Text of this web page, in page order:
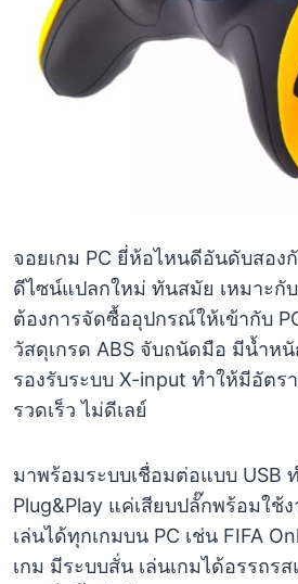
จอยเกม PC ยี่ห้อไหนดีอันดับสอง
ดีไซน์แปลกใหม่ ทันสมัย เหมาะกั
ต้องการจัดซื้ออุปกรณ์ให้เข้ากับ
วัสดุเกรด ABS จับถนัดมือ มีน้ำห
รองรับระบบ X-input ทำให้มีอัตร
รวดเร็ว ไม่ดีเลย์
มาพร้อมระบบเชื่อมต่อแบบ USB
Plug&Play แค่เสียบปลั๊กพร้อมใช้
เล่นได้ทุกเกมบน PC เช่น FIFA
เกม มีระบบสั่น เล่นเกมได้อรรถร